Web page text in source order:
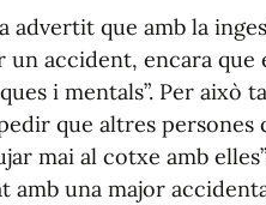
advertit que amb la
accident, encara que
i mentals”. Per això
que altres persones
mai al cotxe amb
amb una major